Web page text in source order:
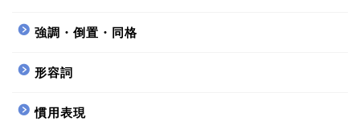
強調・倒置・同格
形容詞
慣用表現